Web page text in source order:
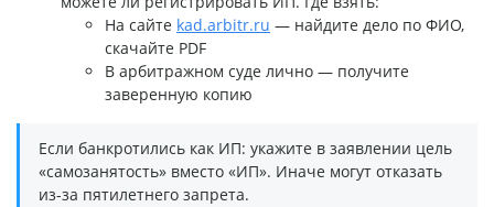
На сайте kad.arbitr.ru — найдите дело по ФИО,
скачайте PDF
В арбитражном суде лично — получите
заверенную копию
Если банкротились как ИП: укажите в заявлении цель
«самозанятость» вместо «ИП». Иначе могут отказать
из-за пятилетнего запрета.